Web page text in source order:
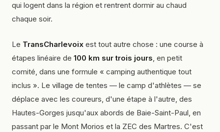
qui logent dans la région et rentrent dormir au chaud
chaque soir.
Le TransCharlevoix est tout autre chose : une course à
étapes linéaire de 100 km sur trois jours, en petit
comité, dans une formule « camping authentique tout
inclus ». Le village de tentes — le camp d'athlètes — se
déplace avec les coureurs, d'une étape à l'autre, des
Hautes-Gorges jusqu'aux abords de Baie-Saint-Paul, en
passant par le Mont Morios et la ZEC des Martres. C'est